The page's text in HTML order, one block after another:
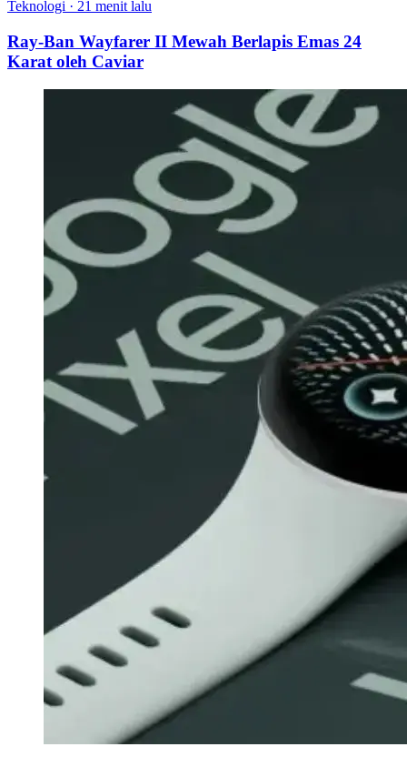
Teknologi · 21 menit lalu
Ray-Ban Wayfarer II Mewah Berlapis Emas 24
Karat oleh Caviar